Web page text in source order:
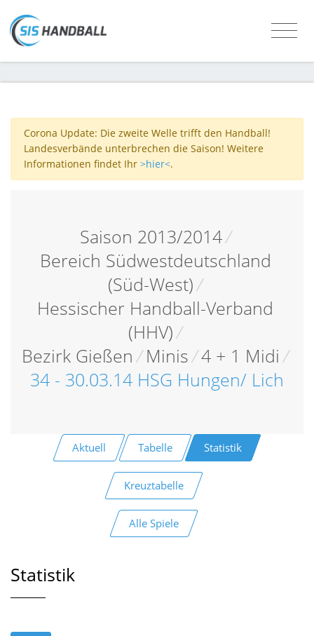
Corona Update: Die zweite Welle trifft den Handball!
Landesverbände unterbrechen die Saison! Weitere
Informationen findet Ihr >hier<.
Saison 2013/2014/
Bereich Südwestdeutschland
(Süd-West)/
Hessischer Handball-Verband
(HHV)/
Bezirk Gießen / Minis/4 + 1 Midi /
34 - 30.03.14 HSG Hungen/ Lich
Aktuell Tabelle Statistik
Kreuztabelle
Alle Spiele
Statistik